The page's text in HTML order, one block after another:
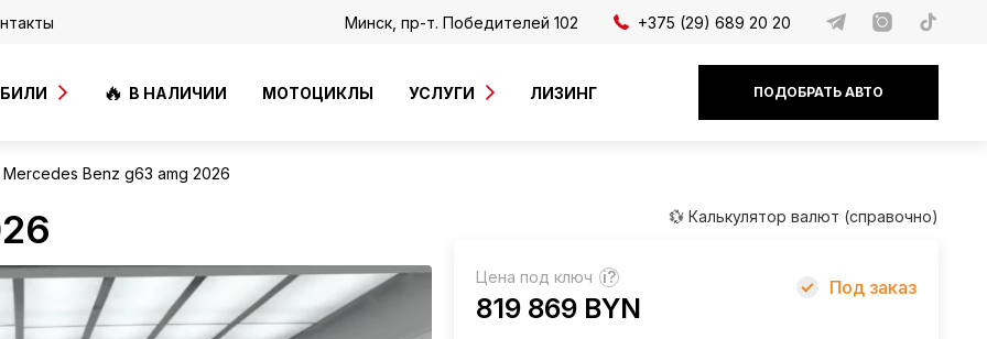
Минск, пр-т. Победителей 102 +375 (29) 689 20 20
В НАЛИЧИИ МОТОЦИКЛЫ УСЛУГИ ЛИЗИНГ ПОДОБРАТЬ АВТО
Mercedes Benz g63 amg 2026
💱 Калькулятор валют (справочно)
Цена под ключ ?
819 869 BYN
Под заказ